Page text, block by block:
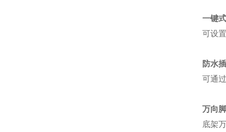
一键
可设
防水
可通
万向
底架